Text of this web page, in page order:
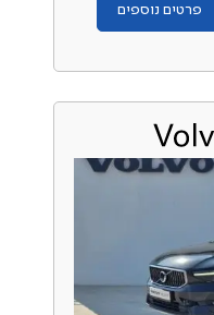
פרטים נוספים